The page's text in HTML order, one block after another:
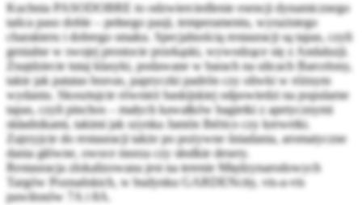
Kuchnia PASODOBRE to odzwierciedlenie esencji dynamicznego
tańca paso doble – pełnego pasji, temperamentu, wyrazistego
charakteru i dobrego smaku. Specjalnością restauracji są tapas, czyli
genialne w swojej prostocie przekąski, wywodzące się z Andaluzji.
Znajdziecie tutaj klasyki, podawane w barach na ulicach Barcelony,
takie jak patatas bravas, papryczki padrón czy oliwki w różnym
wydaniu. Skosztujcie również baskijskiej odpowiedzi na popularne
tapas, czyli pinchos – małych kawałków bagietki z apetycznymi
składnikami, takimi jak szynka Jamón Ibérico czy krewetki.
Zajrzyjcie do restauracji także po pożywne śniadania, aromatyczne
dania główne, owoce morza czy słodkie desery.
Restauracja zlokalizowana jest na terenie Międzynarodowych
Targów Poznańskich, w budynku GARDENcity, vis-a-vis
pawilonów 7A i 8A.